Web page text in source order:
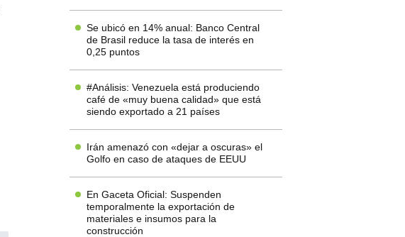
Se ubicó en 14% anual: Banco Central
de Brasil reduce la tasa de interés en
0,25 puntos
#Análisis: Venezuela está produciendo
café de «muy buena calidad» que está
siendo exportado a 21 países
Irán amenazó con «dejar a oscuras» el
Golfo en caso de ataques de EEUU
En Gaceta Oficial: Suspenden
temporalmente la exportación de
materiales e insumos para la
construcción